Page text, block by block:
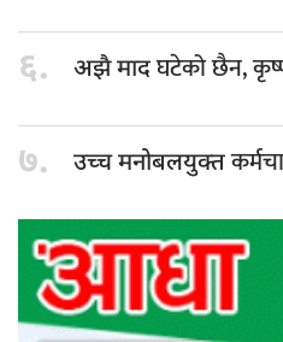
६. अझै मादघटेको छैन,
७. उच्च मनोबलयुक्त